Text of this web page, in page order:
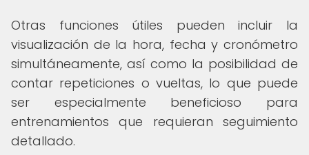
Otras funciones útiles pueden incluir la
visualización de la hora, fecha y cronómetro
simultáneamente, así como la posibilidad de
contar repeticiones o vueltas, lo que puede
ser especialmente beneficioso para
entrenamientos que requieran seguimiento
detallado.